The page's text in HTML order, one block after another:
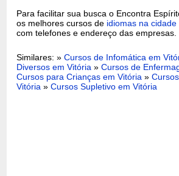
Para facilitar sua busca o Encontra
os melhores cursos de idiomas na cidade
com telefones e endereço das empresas.
Similares: »Cursos de Infomática em
Diversos em Vitória »Cursos de
Cursos para Crianças em Vitória »
Vitória »Cursos Supletivo em Vitória